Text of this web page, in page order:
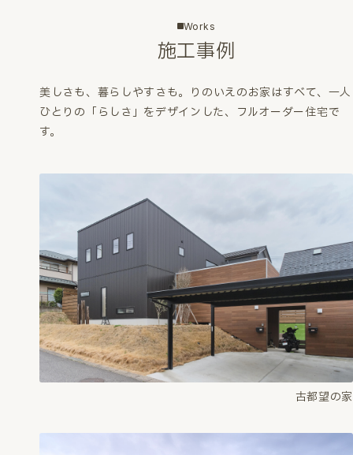
Works
施工事例
美しさも、暮らしやすさも。
りのいえのお家はすべて、一人
ひとりの「らしさ」をデザインした、フルオーダー住宅で
す。
古都望の家